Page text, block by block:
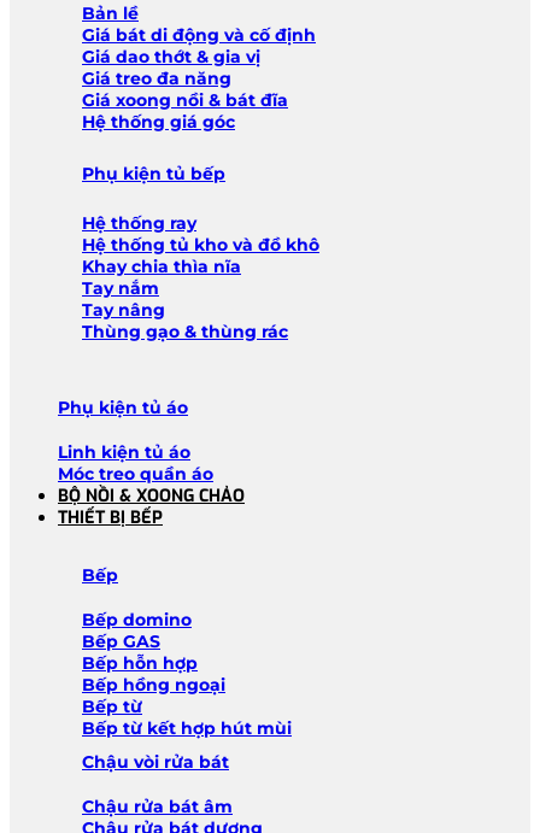
Bản lề
Giá bát di động và cố định
Giá dao thớt & gia vị
Giá treo đa năng
Giá xoong nồi & bát đĩa
Hệ thống giá góc
Phụ kiện tủ bếp
Hệ thống ray
Hệ thống tủ kho và đồ khô
Khay chia thìa nĩa
Tay nắm
Tay nâng
Thùng gạo & thùng rác
Phụ kiện tủ áo
Linh kiện tủ áo
Móc treo quần áo
BỘ NỒI & XOONG CHẢO
THIẾT BỊ BẾP
Bếp
Bếp domino
Bếp GAS
Bếp hỗn hợp
Bếp hồng ngoại
Bếp từ
Bếp từ kết hợp hút mùi
Chậu vòi rửa bát
Chậu rửa bát âm
Chậu rửa bát dương